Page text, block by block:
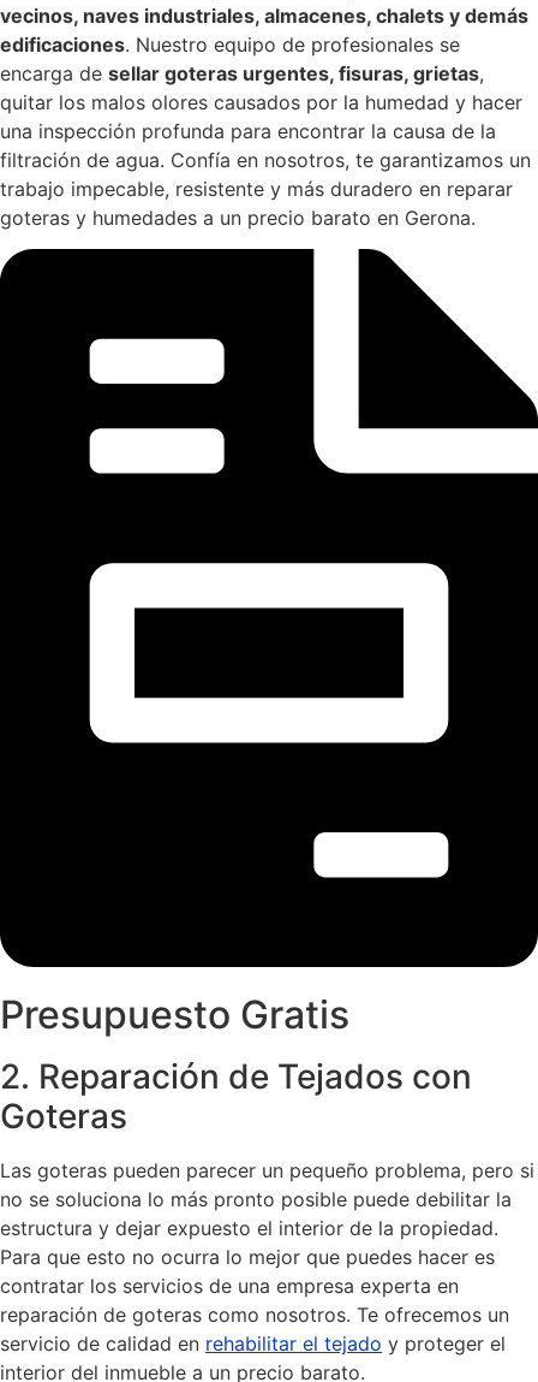
vecinos, naves industriales, almacenes, chalets y demás
edificaciones. Nuestro equipo de profesionales se
encarga de sellar goteras urgentes, fisuras, grietas,
quitar los malos olores causados por la humedad y hacer
una inspección profunda para encontrar la causa de la
filtración de agua. Confía en nosotros, te garantizamos un
trabajo impecable, resistente y más duradero en reparar
goteras y humedades a un precio barato en Gerona.
Presupuesto Gratis
2. Reparación de Tejados con
Goteras
Las goteras pueden parecer un pequeño problema, pero si
no se soluciona lo más pronto posible puede debilitar la
estructura y dejar expuesto el interior de la propiedad.
Para que esto no ocurra lo mejor que puedes hacer es
contratar los servicios de una empresa experta en
reparación de goteras como nosotros. Te ofrecemos un
servicio de calidad en rehabilitar el tejado y proteger el
interior del inmueble a un precio barato.